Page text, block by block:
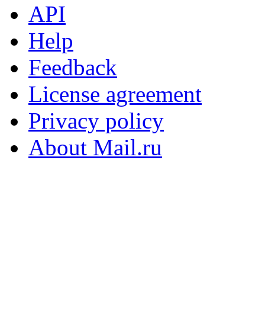
API
Help
Feedback
License agreement
Privacy policy
About Mail.ru